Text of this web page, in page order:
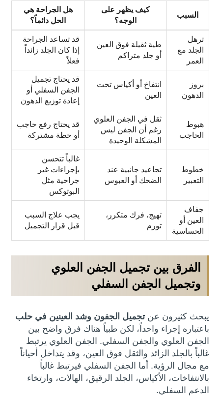
السبب
كيف يظهر على
الوجه؟
هل الجراحة هي
الحل دائماً؟
ترهل
الجلد مع
العمر
طية ثقيلة فوق العين
أو جلد متراكم
قد تساعد الجراحة
إذا كان الجلد زائداً
فعلاً
بروز
الدهون
انتفاخ أو أكياس تحت
العين
قد يحتاج تجميل
الجفن السفلي أو
إعادة توزيع الدهون
هبوط
الحاجب
ثقل في الجفن العلوي
رغم أن الجفن ليس
المشكلة الوحيدة
قد يحتاج رفع حاجب
أو خطة مشتركة
خطوط
التعبير
تجاعيد جانبية عند
الضحك أو العبوس
غالباً تتحسن
بإجراءات غير
جراحية مثل
البوتوكس
جفاف
العين أو
الحساسية
تهيج، فرك متكرر،
تورم
يجب علاج السبب
قبل قرار التجميل
الفرق بين تجميل الجفن العلوي
وتجميل الجفن السفلي
يبحث كثيرون عنتجميل الجفون وشد العينين في حلب
باعتباره إجراء واحداً، لكن طبياً هناك فرق واضح بين
الجفن العلوي والجفن السفلي. الجفن العلوي يرتبط
غالباً بالجلد الزائد والثقل فوق العين، وقد يتداخل أحياناً
مع مجال الرؤية. أما الجفن السفلي فيرتبط غالباً
بالانتفاخات، الأكياس، الجلد الرقيق، الهالات، وارتخاء
الدعم السفلي.